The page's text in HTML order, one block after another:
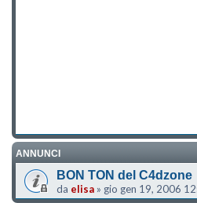
ANNUNCI
BON TON del C4dzone
da elisa » gio gen 19, 2006